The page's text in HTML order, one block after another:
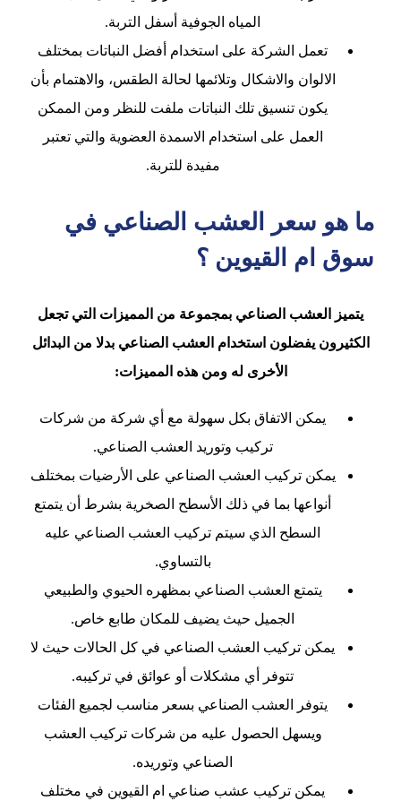
المياه الجوفية أسفل التربة.
تعمل الشركة على استخدام أفضل النباتات بمختلف
الالوان والاشكال وتلائمها لحالة الطقس، والاهتمام بأن
يكون تنسيق تلك النباتات ملفت للنظر ومن الممكن
العمل على استخدام الاسمدة العضوية والتي تعتبر
مفيدة للتربة.
ما هو سعر العشب الصناعي في
سوق ام القيوين ؟
يتميز العشب الصناعي بمجموعة من المميزات التي تجعل
الكثيرون يفضلون استخدام العشب الصناعي بدلا من البدائل
الأخرى له ومن هذه المميزات:
يمكن الاتفاق بكل سهولة مع أي شركة من شركات
تركيب وتوريد العشب الصناعي.
يمكن تركيب العشب الصناعي على الأرضيات بمختلف
أنواعها بما في ذلك الأسطح الصخرية بشرط أن يتمتع
السطح الذي سيتم تركيب العشب الصناعي عليه
بالتساوي.
يتمتع العشب الصناعي بمظهره الحيوي والطبيعي
الجميل حيث يضيف للمكان طابع خاص.
يمكن تركيب العشب الصناعي في كل الحالات حيث لا
تتوفر أي مشكلات أو عوائق في تركيبه.
يتوفر العشب الصناعي بسعر مناسب لجميع الفئات
ويسهل الحصول عليه من شركات تركيب العشب
الصناعي وتوريده.
يمكن تركيب عشب صناعي ام القيوين في مختلف